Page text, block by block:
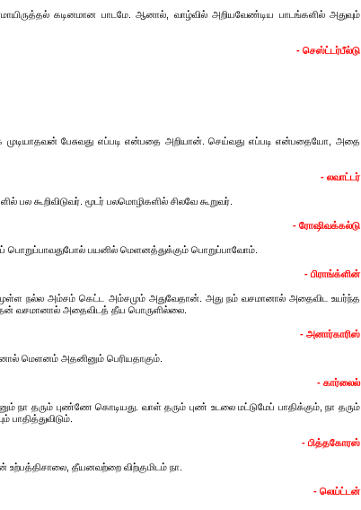
கடினமான பாடமே. ஆனால், வாழ்வில் அறியவேண்டிய பாடங்களில் அதுவும்
- செஸ்ட்டர்பீல்டு
பேசுவது எப்படி என்பதை அறியான். செய்வது எப்படி என்பதையோ, அதை
- லவாட்டர்
பல கூறிவிடுவர். மூடர் பலமொழிகளில் சிலவே கூறுவர்.
- ரோஷிவக்கல்டு
பொறுப்பாவதுபோல் பயனில் மெளனத்துக்கும் பொறுப்பாவோம்.
- பிராங்க்ளின்
நல்ல அம்சம் கெட்ட அம்சமும் அதுவேதான். அது நம் வசமானால் அதைவிட உயர்ந்த
வசமானால் அதைவிடத் தீய பொருளில்லை.
- அனார்காரிஸ்
மெளனம் அதனினும் பெரியதாகும்.
- கார்லைல்
நா தரும் புண்ணே கொடியது. வாள் தரும் புண் உடலை மட்டுமேப் பாதிக்கும், நா தரும்
- பித்தகோரஸ்
தீயனவற்றை விற்குமிடம் நா.
- லெய்ட்டன்